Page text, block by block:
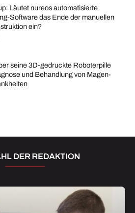
Läutet nureos automatisierte
Software das Ende der manuellen
ein?
seine 3D-gedruckte Roboterpille
und Behandlung von Magen-
DER REDAKTION